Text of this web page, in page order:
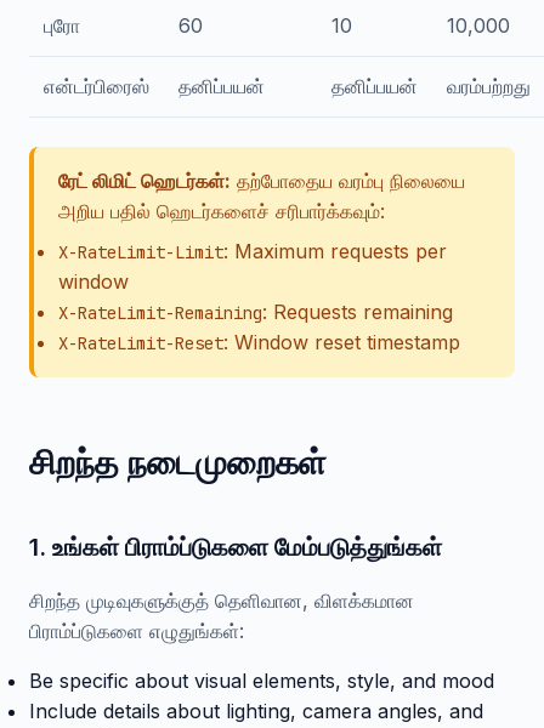
புரோ 60 10 10,000
என்டர்பிரைஸ் தனிப்பயன் தனிப்பயன் வரம்பற்றது
ரேட் லிமிட் ஹெடர்கள்: தற்போதைய வரம்பு நிலையை
அறிய பதில் ஹெடர்களைச் சரிபார்க்கவும்:
X-RateLimit-Limit: Maximum requests per
window
X-RateLimit-Remaining: Requests remaining
X-RateLimit-Reset: Window reset timestamp
சிறந்த நடைமுறைகள்
1. உங்கள் பிராம்ப்டுகளை மேம்படுத்துங்கள்
சிறந்த முடிவுகளுக்குத் தெளிவான, விளக்கமான
பிராம்ப்டுகளை எழுதுங்கள்:
Be specific about visual elements, style, and mood
Include details about lighting, camera angles, and